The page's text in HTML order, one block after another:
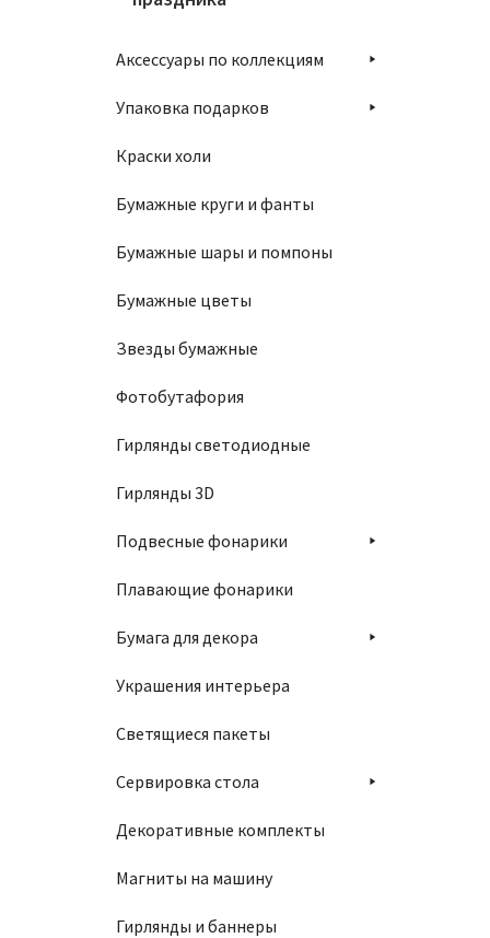
Аксессуары по коллекциям
Упаковка подарков
Краски холи
Бумажные круги и фанты
Бумажные шары и помпоны
Бумажные цветы
Звезды бумажные
Фотобутафория
Гирлянды светодиодные
Гирлянды 3D
Подвесные фонарики
Плавающие фонарики
Бумага для декора
Украшения интерьера
Светящиеся пакеты
Сервировка стола
Декоративные комплекты
Магниты на машину
Гирлянды и баннеры